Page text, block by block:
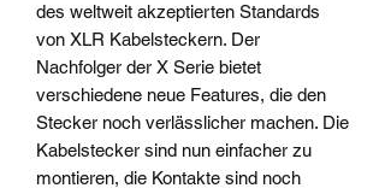
des weltweit akzeptierten Standards
von XLR Kabelsteckern. Der
Nachfolger der X Serie bietet
verschiedene neue Features, die den
Stecker noch verlässlicher machen. Die
Kabelstecker sind nun einfacher zu
montieren, die Kontakte sind noch